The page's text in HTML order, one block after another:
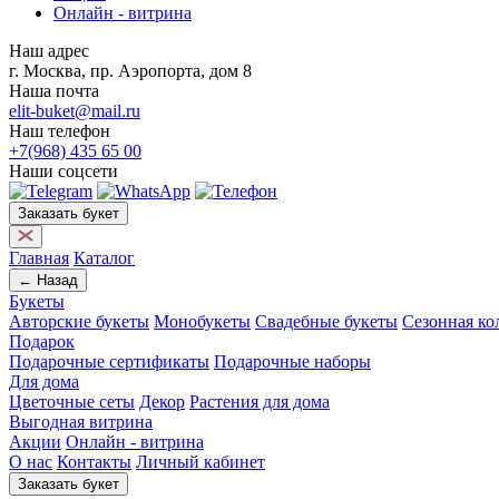
Онлайн - витрина
Наш адрес
г. Москва, пр. Аэропорта, дом 8
Наша почта
elit-buket@mail.ru
Наш телефон
+7(968) 435 65 00
Наши соцсети
Заказать букет
Главная Каталог
← Назад
Букеты
Авторские букеты Монобукеты Свадебные букеты Сезонная
Подарок
Подарочные сертификаты Подарочные наборы
Для дома
Цветочные сеты Декор Растения для дома
Выгодная витрина
Акции Онлайн - витрина
О нас Контакты Личный кабинет
Заказать букет